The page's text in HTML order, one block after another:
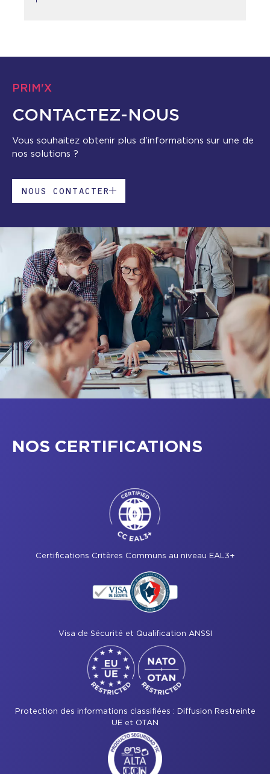
PRIM'X
CONTACTEZ-NOUS
Vous souhaitez obtenir plus d'informations sur une de
nos solutions ?
NOUS CONTACTER
NOS CERTIFICATIONS
Certifications Critères Communs au niveau EAL3+
Visa de Sécurité et Qualification ANSSI
Protection des informations classifiées : Diffusion Restreinte
UE et OTAN